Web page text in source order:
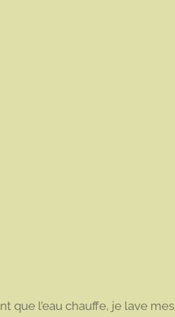
que l’eau chauffe, je lave mes